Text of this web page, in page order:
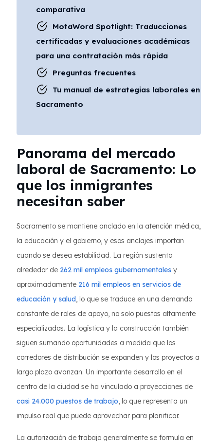
comparativa
MotaWord Spotlight: Traducciones
certificadas y evaluaciones académicas
para una contratación más rápida
Preguntas frecuentes
Tu manual de estrategias laborales en
Sacramento
Panorama del mercado
laboral de Sacramento: Lo
que los inmigrantes
necesitan saber
Sacramento se mantiene anclado en la atención médica,
la educación y el gobierno, y esos anclajes importan
cuando se desea estabilidad. La región sustenta
alrededor de 262 mil empleos gubernamentales y
aproximadamente 216 mil empleos en servicios de
educación y salud, lo que se traduce en una demanda
constante de roles de apoyo, no solo puestos altamente
especializados. La logística y la construcción también
siguen sumando oportunidades a medida que los
corredores de distribución se expanden y los proyectos a
largo plazo avanzan. Un importante desarrollo en el
centro de la ciudad se ha vinculado a proyecciones de
casi 24.000 puestos de trabajo, lo que representa un
impulso real que puede aprovechar para planificar.
La autorización de trabajo generalmente se formula en